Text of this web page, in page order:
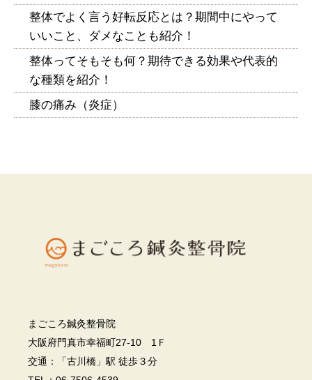
整体でよく言う好転反応とは？期間中にやって
いいこと、ダメなことも紹介！
整体ってそもそも何？期待できる効果や代表的
な種類を紹介！
膝の痛み（炎症）
まごころ鍼灸整骨院
大阪府門真市幸福町27-10 1Ｆ
交通：「古川橋」駅 徒歩３分